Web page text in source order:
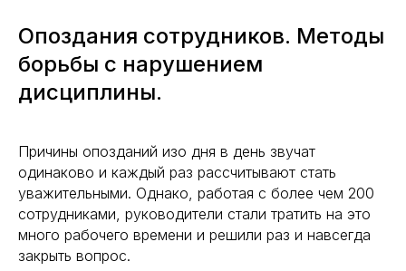
Опоздания сотрудников. Методы
борьбы с нарушением
дисциплины.
Причины опозданий изо дня в день звучат
одинаково и каждый раз рассчитывают стать
уважительными. Однако, работая с более чем 200
сотрудниками, руководители стали тратить на это
много рабочего времени и решили раз и навсегда
закрыть вопрос.